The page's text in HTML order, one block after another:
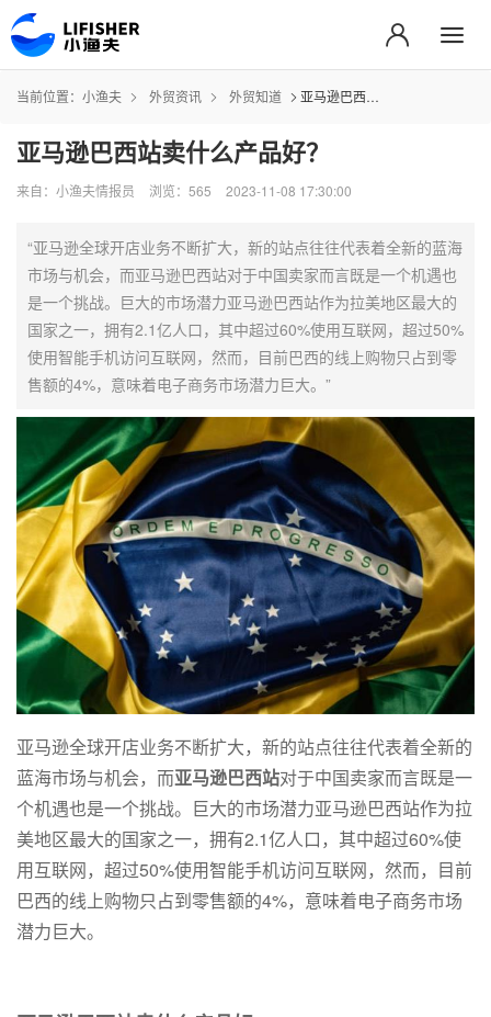
当前位置： 小渔夫 外贸资讯 外贸知道 亚马逊巴西站卖什么产品好？
亚马逊巴西站卖什么产品好？
来自：小渔夫情报员 浏览：565 2023-11-08 17:30:00
“亚马逊全球开店业务不断扩大，新的站点往往代表着全新的蓝海
市场与机会，而亚马逊巴西站对于中国卖家而言既是一个机遇也
是一个挑战。巨大的市场潜力亚马逊巴西站作为拉美地区最大的
国家之一，拥有2.1亿人口，其中超过60%使用互联网，超过50%
使用智能手机访问互联网，然而，目前巴西的线上购物只占到零
售额的4%，意味着电子商务市场潜力巨大。”
亚马逊全球开店业务不断扩大，新的站点往往代表着全新的
蓝海市场与机会，而亚马逊巴西站对于中国卖家而言既是一
个机遇也是一个挑战。巨大的市场潜力亚马逊巴西站作为拉
美地区最大的国家之一，拥有2.1亿人口，其中超过60%使
用互联网，超过50%使用智能手机访问互联网，然而，目前
巴西的线上购物只占到零售额的4%，意味着电子商务市场
潜力巨大。